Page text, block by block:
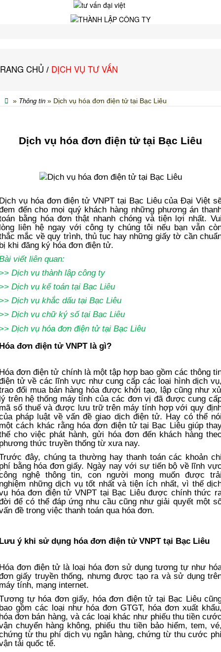
CHỦ / DỊCH VỤ TƯ VẤN
» Thông tin » Dịch vụ hóa đơn điện tử tại Bạc Liêu
Dịch vụ hóa đơn điện tử tại Bạc Liêu
vụ hóa đơn điện tử VNPT tại Bạc Liêu của Đại Việt
đến cho mọi quý khách hàng những phương án
bằng hóa đơn thật nhanh chóng và tiện lợi nhất.
liên hệ ngay với công ty chúng tôi nếu bạn vẫn
mắc về quy trình, thủ tục hay những giấy tờ cần
khi đăng ký hóa đơn điện tử.
viết liên quan:
Dịch vụ thành lập công ty
Dịch vụ kế toán tại Bạc Liêu
Dịch vụ khắc dấu tại Bạc Liêu
Dịch vụ chữ ký số tại Bạc Liêu
Dịch vụ hóa đơn điện tửtại Bạc Liêu
đơn điện tử VNPT là gì?
đơn điện tử chính là một tập hợp bao gồm các thông
tử về các lĩnh vực như cung cấp các loại hình dịch
đổi mua bán hàng hóa được khởi tạo, lập cũng như
trên hệ thống máy tính của các đơn vị đã được cung
số thuế và được lưu trữ trên máy tính hợp với quy
pháp luật về vấn đề giao dịch điện tử. Hay có thể
cách khác rằng hóa đơn điện tử tại Bạc Liêu giúp
cho việc phát hành, gửi hóa đơn đến khách hàng
thức truyền thống từ xưa nay.
đây, chúng ta thường hay thanh toán các khoản
bằng hóa đơn giấy. Ngày nay với sự tiến bộ về lĩnh
nghệ thông tin, con người mong muốn được
những dịch vụ tốt nhất và tiện ích nhất, vì thế
hóa đơn điện tử VNPT tại Bạc Liêu được chính thức
để có thể đáp ứng nhu cầu cũng như giải quyết một
đề trong việc thanh toán qua hóa đơn.
ý khi sử dụng hóa đơn điện tử VNPT tại Bạc Liêu
đơn điện tử là loại hóa đơn sử dụng tương tự như
giấy truyền thống, nhưng được tạo ra và sử dụng
tính, mạng internet.
tự hóa đơn giấy, hóa đơn điện tử tại Bạc Liêu
gồm các loại như hóa đơn GTGT, hóa đơn xuất
đơn bán hàng, và các loại khác như phiếu thu tiền
chuyển hàng không, phiếu thu tiền bảo hiểm, tem,
từ thu phí dịch vụ ngân hàng, chứng từ thu cước
tải quốc tế.